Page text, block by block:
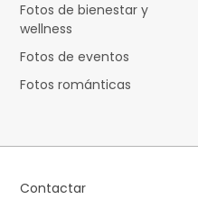
Fotos de bienestar y
wellness
Fotos de eventos
Fotos románticas
Contactar